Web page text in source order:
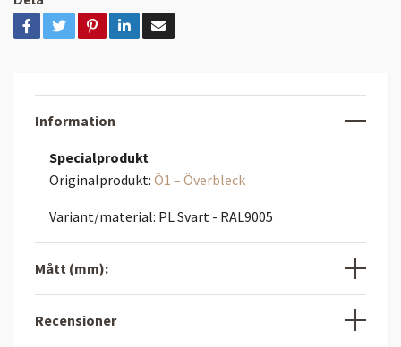
Information
Specialprodukt
Originalprodukt: Ö1 – Överbleck
Variant/material: PL Svart - RAL9005
Mått (mm):
Recensioner